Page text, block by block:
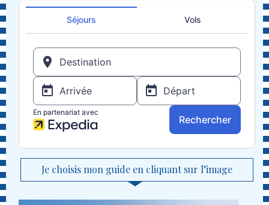
Je choisis mon guide en cliquant sur l’image